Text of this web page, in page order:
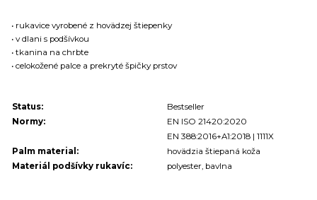
• rukavice vyrobené z hovädzej štiepenky
• v dlani s podšívkou
• tkanina na chrbte
• celokožené palce a prekryté špičky prstov
Status:
Bestseller
Normy:
EN ISO 21420:2020
EN 388:2016+A1:2018 | 1111X
Palm material:
hovädzia štiepaná koža
Materiál podšívky rukavíc:
polyester, bavlna